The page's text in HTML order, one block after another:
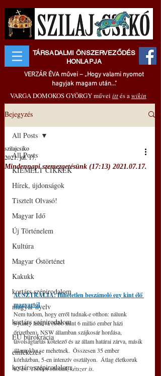
TÁRSADALMI ÖNSZERVEZŐDÉS
HONLAPJA
VERZÁR ÉVA művei – „Hogy valami nyomot
hagyjak magam után..."
VARGA DOMOKOS GYÖRGY művei ittés awikin
Bejegyzés
All Posts
KIEMELT CIKKEK
Hírek, újdonságok
Tisztelt Olvasó!
Magyar Idő
Új Történelem
Kultúra
Magyar Őstörténet
Kakukk
kortárs szépirodalom
magyar nyelv
kortárs szépirodalom
EU bürokrácia
emlékezés
kortárs szépirodalom
All Posts
Mindennapi szemezgetésünk (17:13) 2021.07.17.
szilajcsiko
2021. júl. 17.
AUSZTRÁLIA: Hihetetlen beszámoló egy kint élő
magyartól
Nem tudom, hogy erről tudnak-e otthon: nálunk
Sydney lezárva (több mint 6 millió ember házi
őrizetben), NSW államban szájkosár hordása,
távolságtartás kötelező és az állam határai zárva, másik
államokba se mehetnek.  Összesen 35 ember
kórházban, 5-en intenzív osztályon.  Átlag életkoruk
82 év. Többen oltottak, kétszer is.